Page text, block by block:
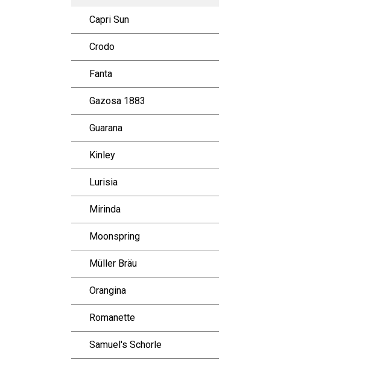
Capri Sun
Crodo
Fanta
Gazosa 1883
Guarana
Kinley
Lurisia
Mirinda
Moonspring
Müller Bräu
Orangina
Romanette
Samuel's Schorle